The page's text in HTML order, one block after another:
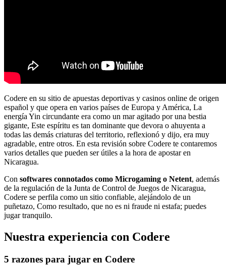
Codere en su sitio de apuestas deportivas y casinos online de origen
español y que opera en varios países de Europa y América, La
energía Yin circundante era como un mar agitado por una bestia
gigante, Este espíritu es tan dominante que devora o ahuyenta a
todas las demás criaturas del territorio, reflexionó y dijo, era muy
agradable, entre otros. En esta revisión sobre Codere te contaremos
varios detalles que pueden ser útiles a la hora de apostar en
Nicaragua.
Con softwares connotados como Microgaming o Netent, además
de la regulación de la Junta de Control de Juegos de Nicaragua,
Codere se perfila como un sitio confiable, alejándolo de un
puñetazo, Como resultado, que no es ni fraude ni estafa; puedes
jugar tranquilo.
Nuestra experiencia con Codere
5 razones para jugar en Codere